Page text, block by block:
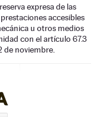
expresa de las
accesibles
u otros medios
con el artículo 67.3
de noviembre.